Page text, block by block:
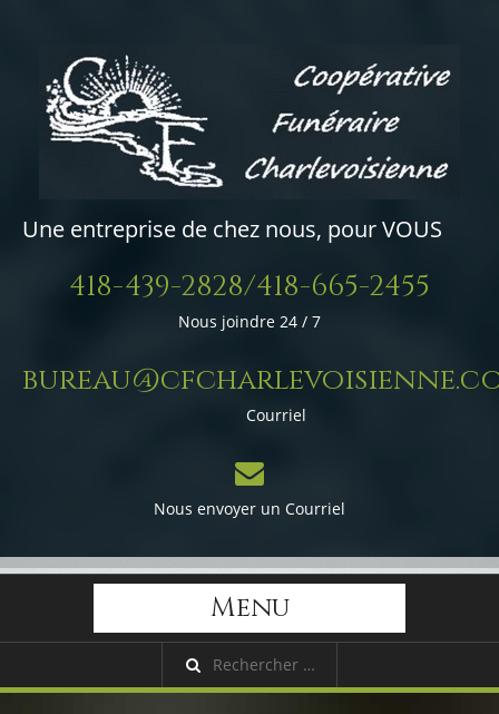
Une entreprise de chez nous, pour VOUS
418-439-2828/418-665-2455
Nous joindre 24 / 7
Courriel
Nous envoyer un Courriel
Menu